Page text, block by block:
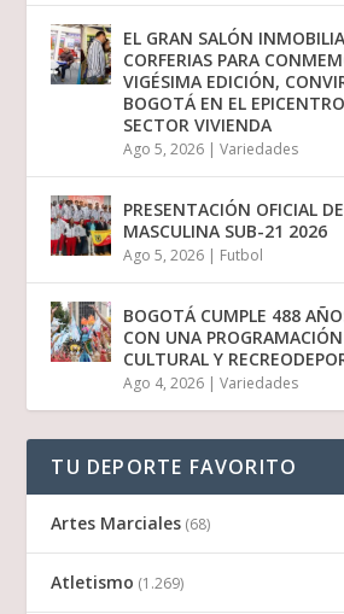
EL GRAN SALÓN
CORFERIAS PARA
VIGÉSIMA EDICIÓN,
BOGOTÁ EN EL
SECTOR VIVIENDA
Ago 5, 2026 |Variedades
PRESENTACIÓN OFICIAL
MASCULINA SUB-21 2026
Ago 5, 2026 | Futbol
BOGOTÁ CUMPLE 488
CON UNA
CULTURAL Y
Ago 4, 2026 |Variedades
TU DEPORTE FAVORITO
Artes Marciales (68)
Atletismo (1.269)